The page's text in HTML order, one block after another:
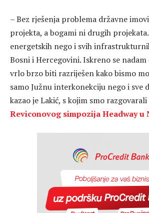
– Bez rješenja problema državne
projekta, a bogami ni drugih
energetskih nego i svih
Bosni i Hercegovini. Iskreno se
vrlo brzo biti razriješen kako bismo
samo Južnu interkonekciju nego i sve
kazao je Lakić, s kojim smo
Reviconovog simpozija Headway u